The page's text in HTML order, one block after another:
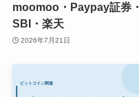
moomoo・Paypay証券・
SBI・楽天
2026年7月21日